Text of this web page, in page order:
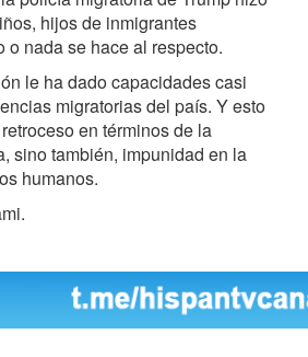
hijos de inmigrantes
o nada se hace al respecto.
le ha dado capacidades casi
migratorias del país. Y esto
en términos de la
sino también, impunidad en la
humanos.